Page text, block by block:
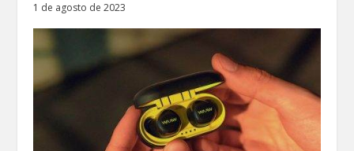
1 de agosto de 2023